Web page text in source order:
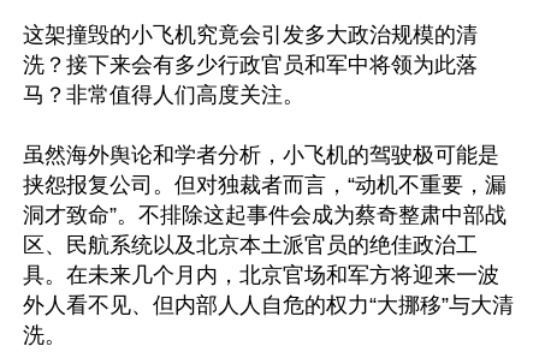
这架撞毁的小飞机究竟会引发多大政治规模的清
洗？接下来会有多少行政官员和军中将领为此落
马？非常值得人们高度关注。
虽然海外舆论和学者分析，小飞机的驾驶极可能是
挟怨报复公司。但对独裁者而言，“动机不重要，漏
洞才致命”。不排除这起事件会成为蔡奇整肃中部战
区、民航系统以及北京本土派官员的绝佳政治工
具。在未来几个月内，北京官场和军方将迎来一波
外人看不见、但内部人人自危的权力“大挪移”与大清
洗。